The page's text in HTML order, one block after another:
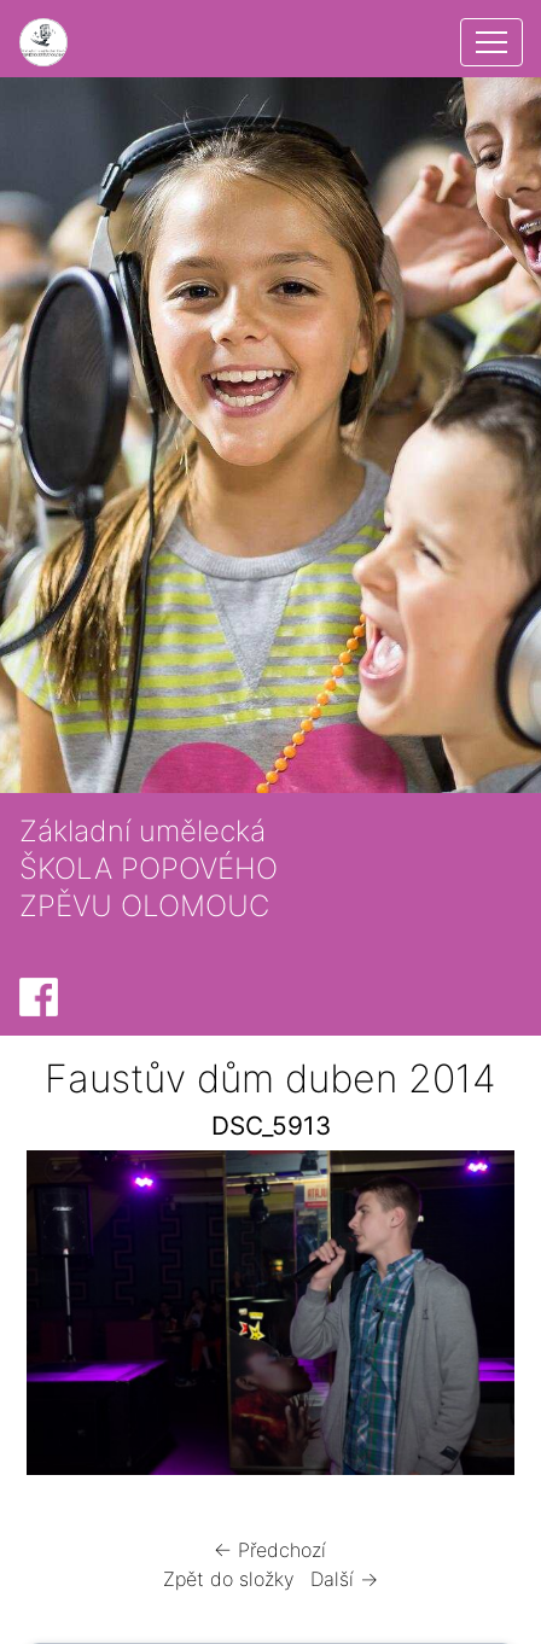
Základní umělecká
ŠKOLA POPOVÉHO
ZPĚVU OLOMOUC
Faustův dům duben 2014
DSC_5913
← Předchozí
Zpět do složky
Další →